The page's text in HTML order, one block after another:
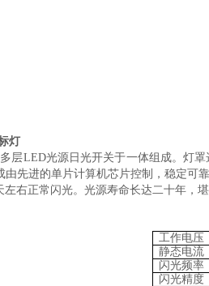
灯
层LED光源日光开关于一体组成。灯
由先进的单片计算机芯片控制，稳定
右正常闪光。光源寿命长达二十年，
工作电压
静态电流
闪光频率
闪光精度